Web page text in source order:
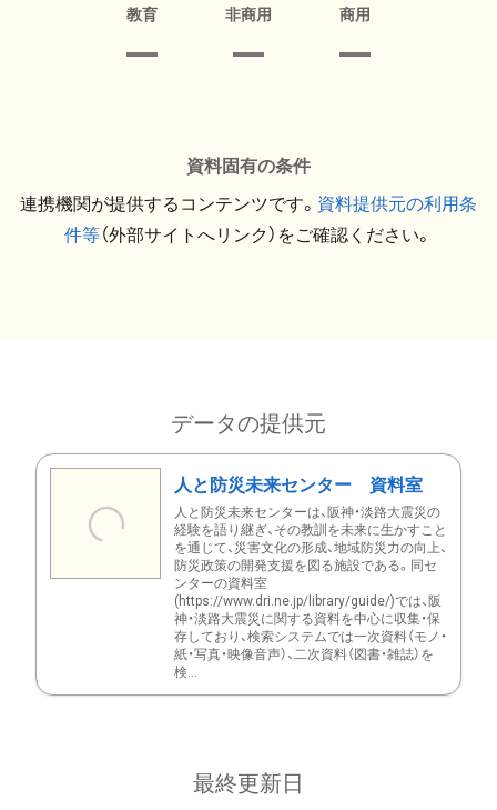
教育 非商用 商用
資料固有の条件
連携機関が提供するコンテンツです。 資料提供元の利用条
件等（外部サイトへリンク）をご確認ください。
データの提供元
人と防災未来センター 資料室
人と防災未来センターは、阪神・淡路大震災の
経験を語り継ぎ、その教訓を未来に生かすこと
を通じて、災害文化の形成、地域防災力の向上、
防災政策の開発支援を図る施設である。同セ
ンターの資料室
(https://www.dri.ne.jp/library/guide/)では、阪
神・淡路大震災に関する資料を中心に収集・保
存しており、検索システムでは一次資料（モノ・
紙・写真・映像音声）、二次資料（図書・雑誌）を
検...
最終更新日